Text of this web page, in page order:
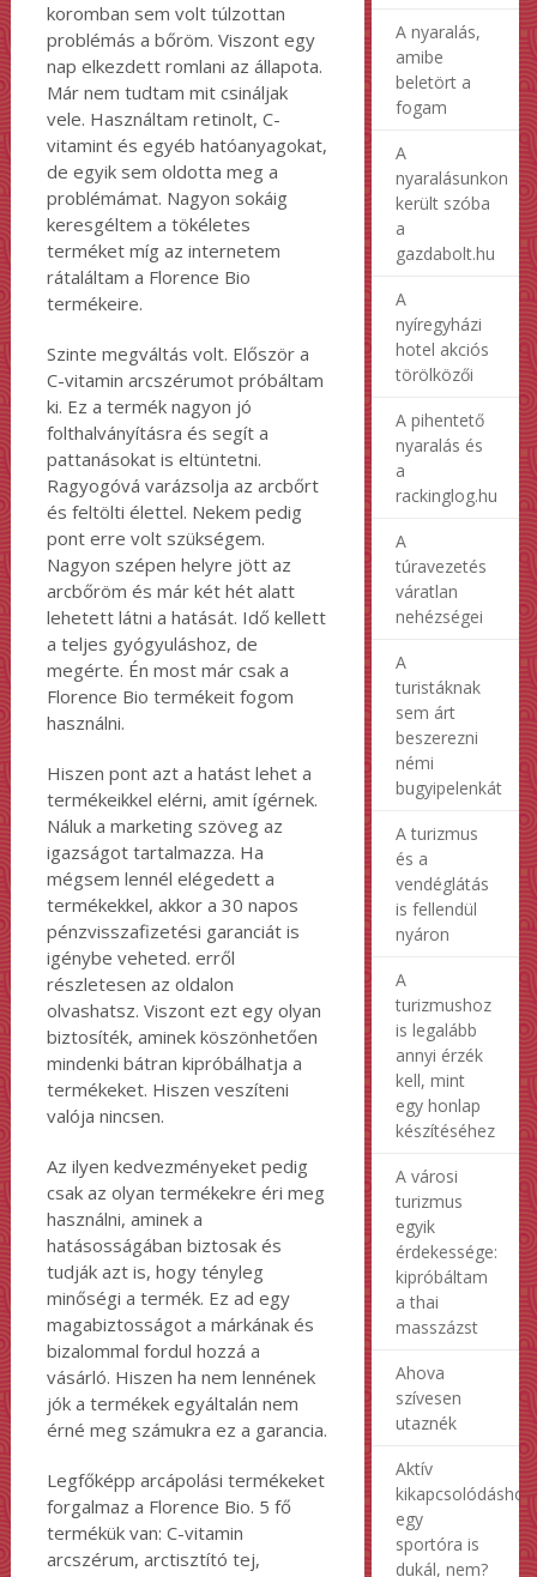
koromban sem volt túlzottan
problémás a bőröm. Viszont egy
nap elkezdett romlani az állapota.
Már nem tudtam mit csináljak
vele. Használtam retinolt, C-
vitamint és egyéb hatóanyagokat,
de egyik sem oldotta meg a
problémámat. Nagyon sokáig
keresgéltem a tökéletes
terméket míg az internetem
rátaláltam a Florence Bio
termékeire.
Szinte megváltás volt. Először a
C-vitamin arcszérumot próbáltam
ki. Ez a termék nagyon jó
folthalványításra és segít a
pattanásokat is eltüntetni.
Ragyogóvá varázsolja az arcbőrt
és feltölti élettel. Nekem pedig
pont erre volt szükségem.
Nagyon szépen helyre jött az
arcbőröm és már két hét alatt
lehetett látni a hatását. Idő kellett
a teljes gyógyuláshoz, de
megérte. Én most már csak a
Florence Bio termékeit fogom
használni.
Hiszen pont azt a hatást lehet a
termékeikkel elérni, amit ígérnek.
Náluk a marketing szöveg az
igazságot tartalmazza. Ha
mégsem lennél elégedett a
termékekkel, akkor a 30 napos
pénzvisszafizetési garanciát is
igénybe veheted. erről
részletesen az oldalon
olvashatsz. Viszont ezt egy olyan
biztosíték, aminek köszönhetően
mindenki bátran kipróbálhatja a
termékeket. Hiszen veszíteni
valója nincsen.
Az ilyen kedvezményeket pedig
csak az olyan termékekre éri meg
használni, aminek a
hatásosságában biztosak és
tudják azt is, hogy tényleg
minőségi a termék. Ez ad egy
magabiztosságot a márkának és
bizalommal fordul hozzá a
vásárló. Hiszen ha nem lennének
jók a termékek egyáltalán nem
érné meg számukra ez a garancia.
Legfőképp arcápolási termékeket
forgalmaz a Florence Bio. 5 fő
termékük van: C-vitamin
arcszérum, arctisztító tej,
A nyaralás,
amibe
beletört a
fogam
A
nyaralásunkon
került szóba
a
gazdabolt.hu
A
nyíregyházi
hotel akciós
törölközői
A pihentető
nyaralás és
a
rackinglog.hu
A
túravezetés
váratlan
nehézségei
A
turistáknak
sem árt
beszerezni
némi
bugyipelenkát
A turizmus
és a
vendéglátás
is fellendül
nyáron
A
turizmushoz
is legalább
annyi érzék
kell, mint
egy honlap
készítéséhez
A városi
turizmus
egyik
érdekessége:
kipróbáltam
a thai
masszázst
Ahova
szívesen
utaznék
Aktív
kikapcsolódáshoz
egy
sportóra is
dukál, nem?